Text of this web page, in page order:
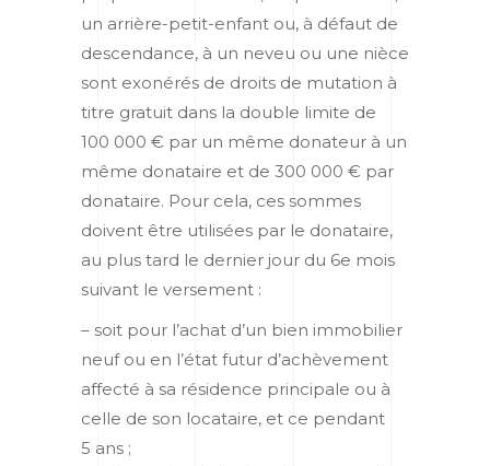
un arrière-petit-enfant ou, à défaut de
descendance, à un neveu ou une nièce
sont exonérés de droits de mutation à
titre gratuit dans la double limite de
100 000 € par un même donateur à un
même donataire et de 300 000 € par
donataire. Pour cela, ces sommes
doivent être utilisées par le donataire,
au plus tard le dernier jour du 6e mois
suivant le versement :
– soit pour l’achat d’un bien immobilier
neuf ou en l’état futur d’achèvement
affecté à sa résidence principale ou à
celle de son locataire, et ce pendant
5 ans ;